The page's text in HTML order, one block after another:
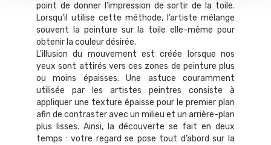
point de donner l’impression de sortir de la toile.
Lorsqu’il utilise cette méthode, l’artiste mélange
souvent la peinture sur la toile elle-même pour
obtenir la couleur désirée.
L'illusion du mouvement est créée lorsque nos
yeux sont attirés vers ces zones de peinture plus
ou moins épaisses. Une astuce couramment
utilisée par les artistes peintres consiste à
appliquer une texture épaisse pour le premier plan
afin de contraster avec un milieu et un arrière-plan
plus lisses. Ainsi, la découverte se fait en deux
temps : votre regard se pose tout d’abord sur la